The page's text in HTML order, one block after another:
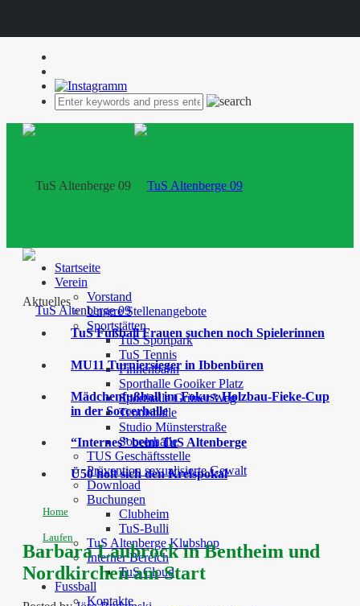
Startseite
Verein
Vorstand
Unsere Stellenangebote
Sportstätten
TuS Sportpark
TuS Tennis
Finnenbahn
Sporthalle Gooiker Platz
Sporthalle Grüner Weg
Tennishalle
Studio Münsterstraße
Soccerhalle
TUS Geschäftsstelle
Prävention sexualisierte Gewalt
Download
Buchungen
Clubheim
TuS-Bulli
TuS Altenberge Klubshop
Interner Bereich
TuS Cloud
Fussball
Kontakte
Aktuelles
TuS Fußball Frauen suchen noch Spielerinnen
MU11 Turniersieger in Ibbenbüren
Mädchenfußball im Fokus: Holzbau-Fieke-Cup
in der Soccerhalle
“Internes” beim TuS Altenberge
Ü50 holt sich den Kreispokal
Home
Laufen
Barbara Laubrock in Bentheim und
Nordkirchen am Start